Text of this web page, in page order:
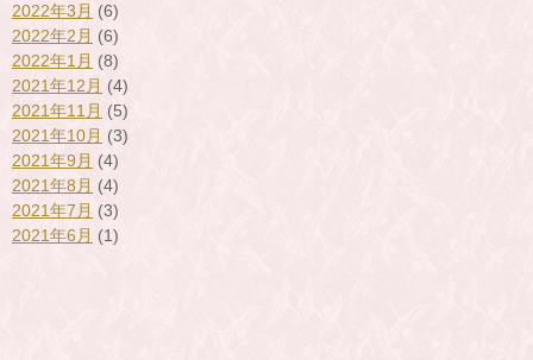
2022年3月 (6)
2022年2月 (6)
2022年1月 (8)
2021年12月 (4)
2021年11月 (5)
2021年10月 (3)
2021年9月 (4)
2021年8月 (4)
2021年7月 (3)
2021年6月 (1)